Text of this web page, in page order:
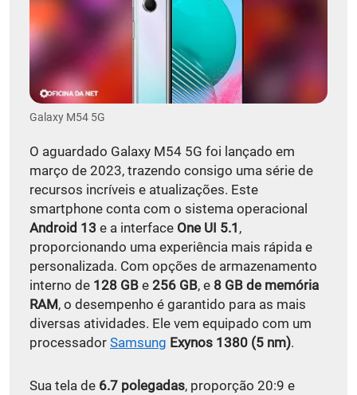
Galaxy M54 5G
O aguardado Galaxy M54 5G foi lançado em
março de 2023, trazendo consigo uma série de
recursos incríveis e atualizações. Este
smartphone conta com o sistema operacional
Android 13 e a interface One UI 5.1 ,
proporcionando uma experiência mais rápida e
personalizada. Com opções de armazenamento
interno de 128 GB e 256 GB, e 8 GB de memória
RAM, o desempenho é garantido para as mais
diversas atividades. Ele vem equipado com um
processador Samsung Exynos 1380 (5 nm).
Sua tela de 6.7 polegadas, proporção 20:9 e